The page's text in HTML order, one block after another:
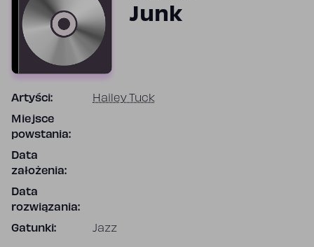
Junk
Artyści: Hailey Tuck
Miejsce
powstania:
Data
założenia:
Data
rozwiązania:
Gatunki: Jazz